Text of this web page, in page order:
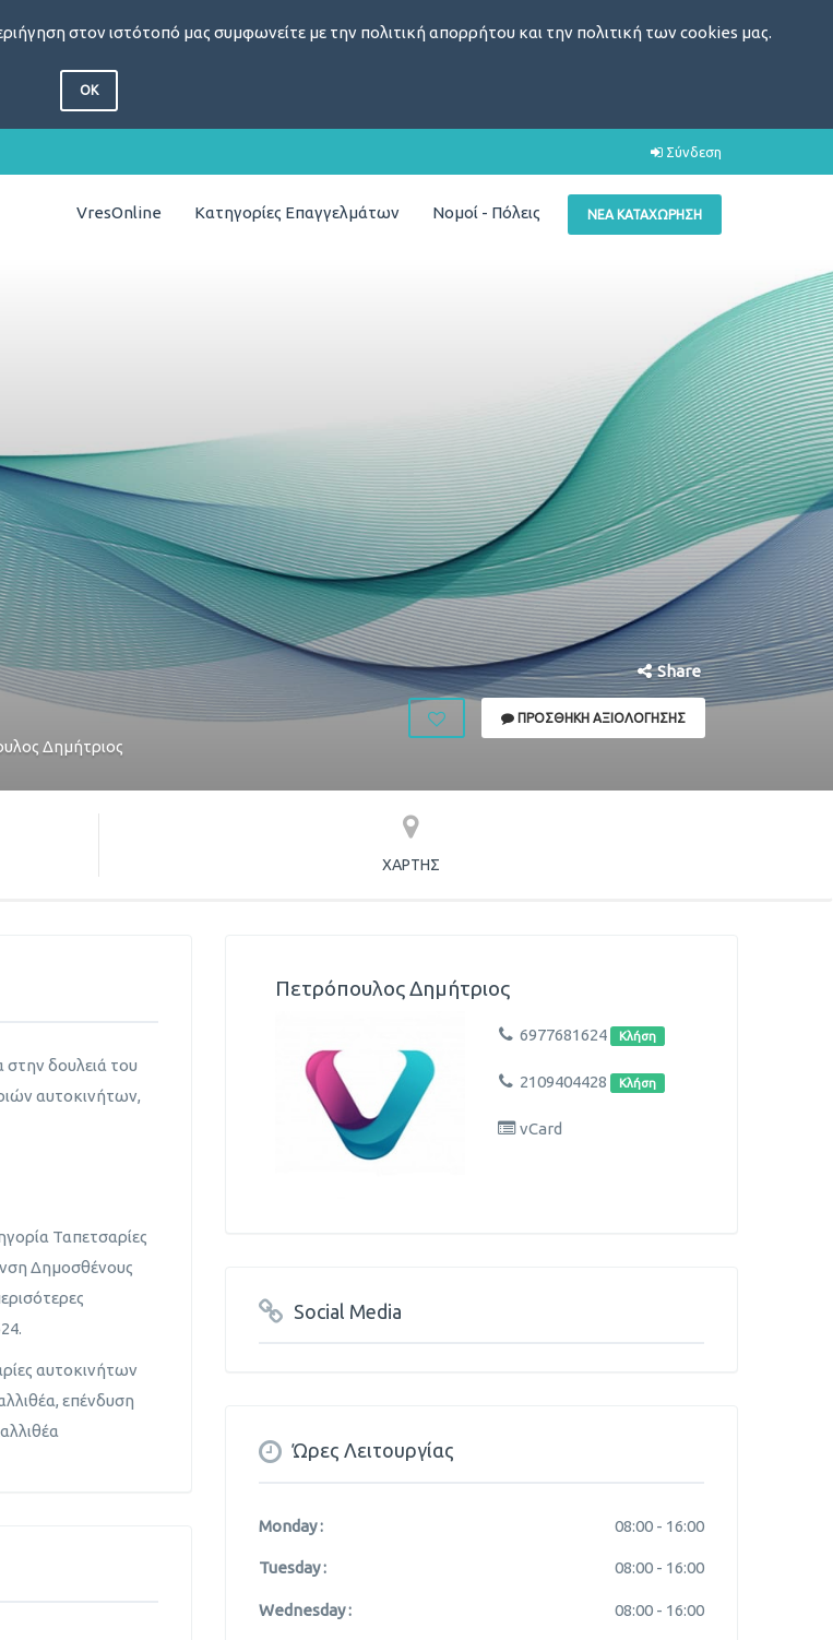
στον ιστότοπό μας συμφωνείτε με την πολιτική απορρήτου και την πολιτική των cookies μας.
OK
Σύνδεση
ΝΈΑ ΚΑΤΑΧΏΡΗΣΗ
VresOnline Κατηγορίες Επαγγελμάτων Νομοί - Πόλεις
Δημήτριος
Share
ΠΡΟΣΘΉΚΗ ΑΞΙΟΛΌΓΗΣΗΣ
ΧΆΡΤΗΣ
στην δουλειά του
αυτοκινήτων,
Ταπετσαρίες
Δημοσθένους
αυτοκινήτων
επένδυση
Πετρόπουλος Δημήτριος
6977681624 Κλήση
2109404428 Κλήση
vCard
Social Media
Ώρες Λειτουργίας
Monday : 08:00 - 16:00
Tuesday : 08:00 - 16:00
Wednesday : 08:00 - 16:00